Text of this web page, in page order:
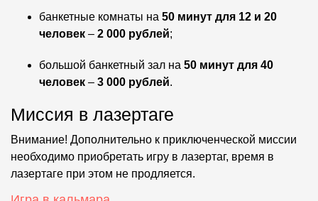
банкетные комнаты на 50 минут для 12 и 20
человек – 2 000 рублей;
большой банкетный зал на 50 минут для 40
человек – 3 000 рублей.
Миссия в лазертаге
Внимание! Дополнительно к приключенческой миссии
необходимо приобретать игру в лазертаг, время в
лазертаге при этом не продляется.